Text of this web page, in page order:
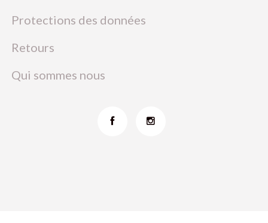
Protections des données
Retours
Qui sommes nous